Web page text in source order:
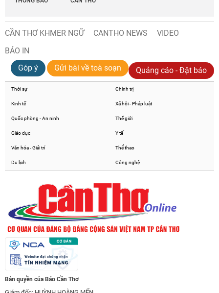
CẦN THƠ KHMER NGỮ CANTHO NEWS
VIDEO
BÁO IN
Góp ý
Gửi bài về toà soạn Quảng cáo - Đặt báo
Thời sự Chính trị
Kinh tế Xã hội - Pháp luật
Quốc phòng - An ninh Thế giới
Giáo dục Y tế
Văn hóa - Giải trí Thể thao
Du lịch Công nghệ
Bản quyền của Báo Cần Thơ